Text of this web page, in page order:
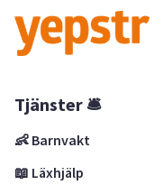
Tjänster 🛎
👶 Barnvakt
📖 Läxhjälp